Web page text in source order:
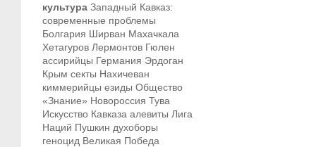
культура Западный Кавказ:
современные проблемы
Болгария Ширван Махачкала
Хетагуров Лермонтов Гюлен
ассирийцы Германия Эрдоган
Крым секты Нахичеван
киммерийцы езиды Общество
«Знание» Новороссия Тува
Искусство Кавказа алевиты Лига
Наций Пушкин духоборы
геноцид Великая Победа